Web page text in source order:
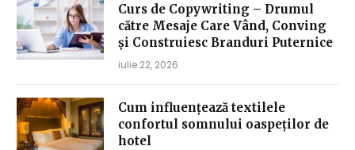
Curs de Copywriting – Drumul
către Mesaje Care Vând, Conving
și Construiesc Branduri Puternice
iulie 22, 2026
Cum influențează textilele
confortul somnului oaspeților de
hotel